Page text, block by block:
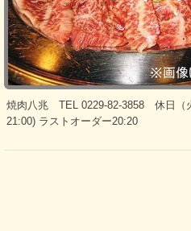
焼肉八兆 TEL 0229-82-3858 休日（
21:00) ラストオーダー20:20